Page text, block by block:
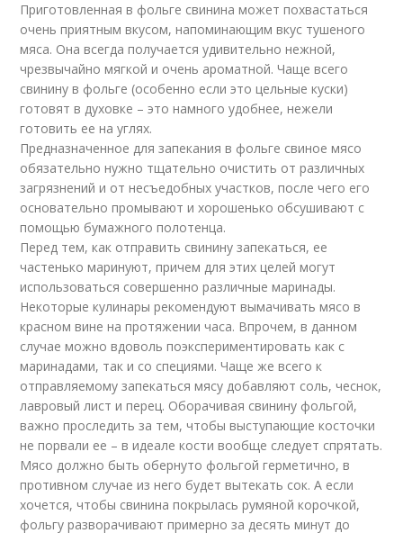
Приготовленная в фольге свинина может похвастаться
очень приятным вкусом, напоминающим вкус тушеного
мяса. Она всегда получается удивительно нежной,
чрезвычайно мягкой и очень ароматной. Чаще всего
свинину в фольге (особенно если это цельные куски)
готовят в духовке – это намного удобнее, нежели
готовить ее на углях.
Предназначенное для запекания в фольге свиное мясо
обязательно нужно тщательно очистить от различных
загрязнений и от несъедобных участков, после чего его
основательно промывают и хорошенько обсушивают с
помощью бумажного полотенца.
Перед тем, как отправить свинину запекаться, ее
частенько маринуют, причем для этих целей могут
использоваться совершенно различные маринады.
Некоторые кулинары рекомендуют вымачивать мясо в
красном вине на протяжении часа. Впрочем, в данном
случае можно вдоволь поэкспериментировать как с
маринадами, так и со специями. Чаще же всего к
отправляемому запекаться мясу добавляют соль, чеснок,
лавровый лист и перец. Оборачивая свинину фольгой,
важно проследить за тем, чтобы выступающие косточки
не порвали ее – в идеале кости вообще следует спрятать.
Мясо должно быть обернуто фольгой герметично, в
противном случае из него будет вытекать сок. А если
хочется, чтобы свинина покрылась румяной корочкой,
фольгу разворачивают примерно за десять минут до